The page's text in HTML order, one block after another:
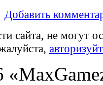
Добавить
сайта, не могут